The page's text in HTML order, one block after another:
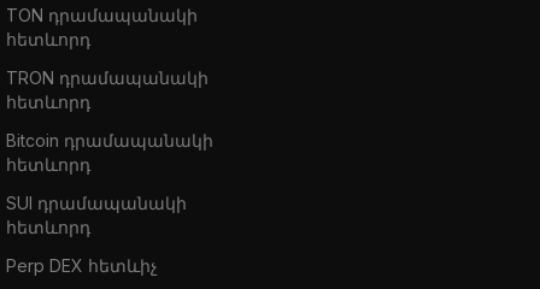
TON դրամապանակի
հետևորդ
TRON դրամապանակի
հետևորդ
Bitcoin դրամապանակի
հետևորդ
SUI դրամապանակի
հետևորդ
Perp DEX հետևիչ